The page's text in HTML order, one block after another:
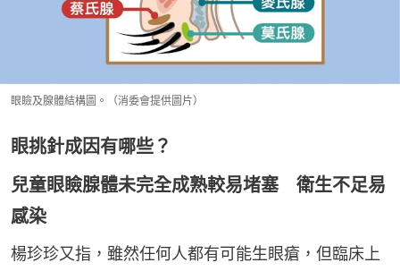
眼瞼及腺體結構圖。（消委會提供圖片）
眼挑針成因有哪些？
兒童眼瞼腺體未完全成熟較易堵塞 衛生不足易
感染
楊珍珍又指，雖然任何人都有可能生眼瘡，但臨床上